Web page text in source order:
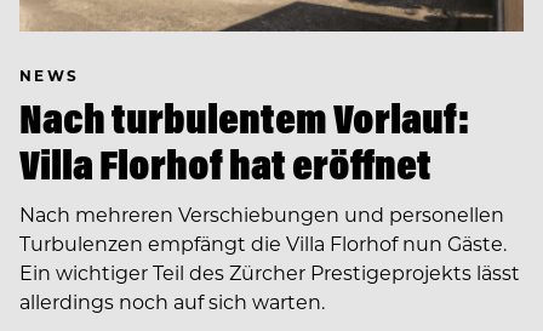
NEWS
Nach turbulentem Vorlauf:
Villa Florhof hat eröffnet
Nach mehreren Verschiebungen und personellen
Turbulenzen empfängt die Villa Florhof nun Gäste.
Ein wichtiger Teil des Zürcher Prestigeprojekts lässt
allerdings noch auf sich warten.